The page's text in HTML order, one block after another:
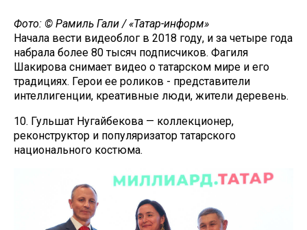
Фото: © Рамиль Гали / «Татар-информ»
Начала вести видеоблог в 2018 году, и за четыре года
набрала более 80 тысяч подписчиков. Фагиля
Шакирова снимает видео о татарском мире и его
традициях. Герои ее роликов - представители
интеллигенции, креативные люди, жители деревень.
10. Гульшат Нугайбекова — коллекционер,
реконструктор и популяризатор татарского
национального костюма.